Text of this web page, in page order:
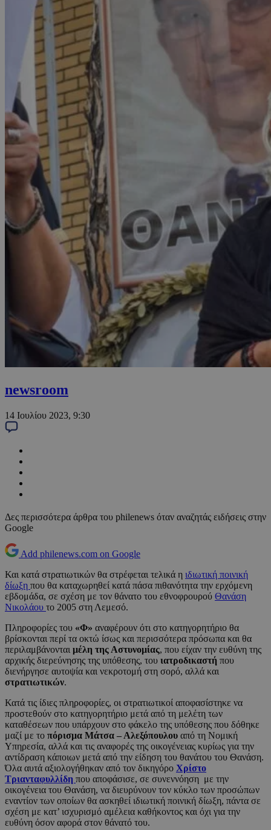
newsroom
14 Ιουλίου 2023, 9:30
Δες περισσότερα άρθρα του philenews όταν αναζητάς ειδήσεις στην
Google
Add philenews.com on Google
Και κατά στρατιωτικών θα στρέφεται τελικά η ιδιωτική ποινική
δίωξη που θα καταχωρηθεί κατά πάσα πιθανότητα την ερχόμενη
εβδομάδα, σε σχέση με τον θάνατο του εθνοφρουρού Θανάση
Νικολάου το 2005 στη Λεμεσό.
Πληροφορίες του «Φ» αναφέρουν ότι στο κατηγορητήριο θα
βρίσκονται περί τα οκτώ ίσως και περισσότερα πρόσωπα και θα
περιλαμβάνονται μέλη της Αστυνομίας, που είχαν την ευθύνη της
αρχικής διερεύνησης της υπόθεσης, του ιατροδικαστή που
διενήργησε αυτοψία και νεκροτομή στη σορό, αλλά και
στρατιωτικών.
Κατά τις ίδιες πληροφορίες, οι στρατιωτικοί αποφασίστηκε να
προστεθούν στο κατηγορητήριο μετά από τη μελέτη των
καταθέσεων που υπάρχουν στο φάκελο της υπόθεσης που δόθηκε
μαζί με το πόρισμα Μάτσα – Αλεξόπουλου από τη Νομική
Υπηρεσία, αλλά και τις αναφορές της οικογένειας κυρίως για την
αντίδραση κάποιων μετά από την είδηση του θανάτου του Θανάση.
Όλα αυτά αξιολογήθηκαν από τον δικηγόρο Χρίστο
Τριανταφυλλίδη που αποφάσισε, σε συνεννόηση με την
οικογένεια του Θανάση, να διευρύνουν τον κύκλο των προσώπων
εναντίον των οποίων θα ασκηθεί ιδιωτική ποινική δίωξη, πάντα σε
σχέση με κατ’ ισχυρισμό αμέλεια καθήκοντος και όχι για την
ευθύνη όσον αφορά στον θάνατό του.